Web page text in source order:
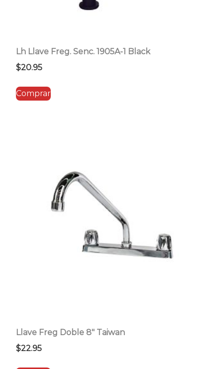
Lh Llave Freg. Senc. 1905A-1 Black
$20.95
Comprar
Llave Freg Doble 8″ Taiwan
$22.95